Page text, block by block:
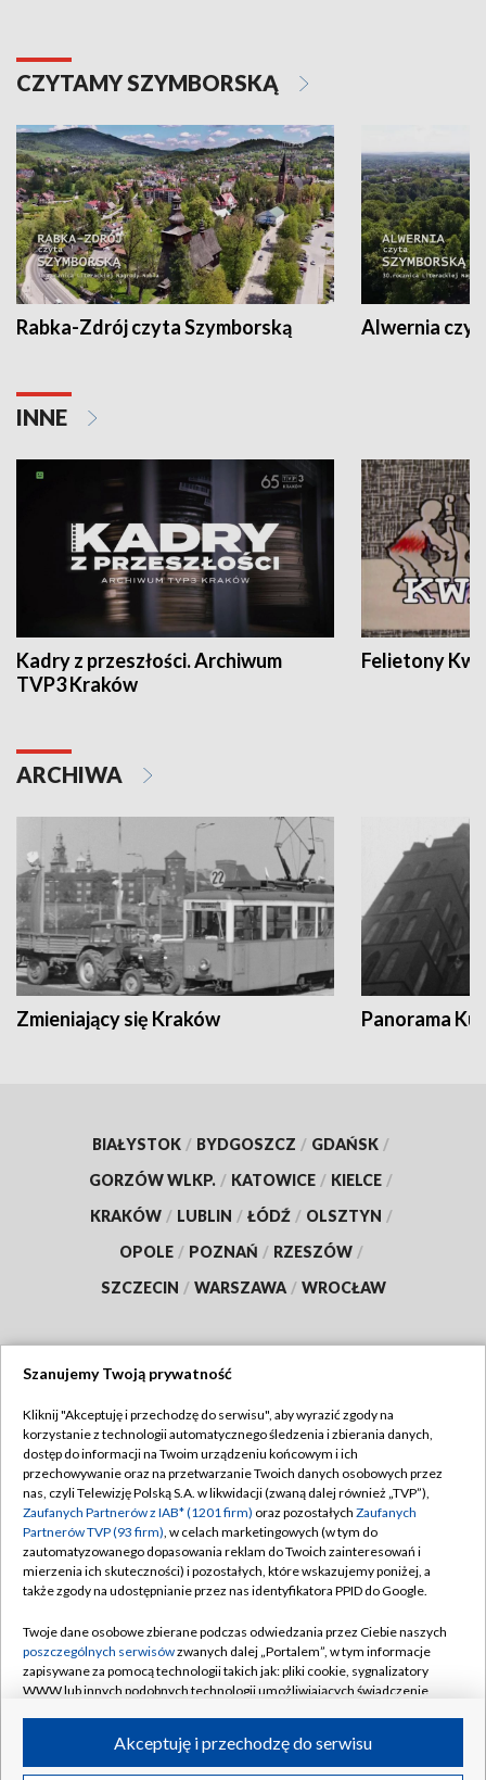
CZYTAMY SZYMBORSKĄ
Rabka-Zdrój czyta Szymborską Alwernia
INNE
Kadry z przeszłości. Archiwum
TVP3 Kraków
Felietony
ARCHIWA
Zmieniający się Kraków Panorama
BIAŁYSTOK / BYDGOSZCZ / GDAŃSK /
GORZÓW WLKP. / KATOWICE / KIELCE /
KRAKÓW / LUBLIN / ŁÓDŹ / OLSZTYN /
OPOLE / POZNAŃ / RZESZÓW /
SZCZECIN / WARSZAWA / WROCŁAW
TVP
Abonament TVP
Emisja w TVP
Centrum informacji TVP
Naziemna Telewizja Cyfrowa
Rada Programowa
System NOS
Informacje o nadawcy
Program dla prasy
Regulamin TVP
Polityka prywatności
Moje zgody
Pomoc
Kontakt
Kanały
©2026 Telewizja Polska S.A. w likwidacji
Szanujemy Twoją prywatność
Kliknij "Akceptuję i przechodzę do serwisu", aby wyrazić zgody na
korzystanie z technologii automatycznego śledzenia i zbierania danych,
dostęp do informacji na Twoim urządzeniu końcowym i ich
przechowywanie oraz na przetwarzanie Twoich danych osobowych przez
nas, czyli Telewizję Polską S.A. w likwidacji (zwaną dalej również „TVP”),
Zaufanych Partnerów z IAB* (1201 firm) oraz pozostałych Zaufanych
Partnerów TVP (93 firm), w celach marketingowych (w tym do
zautomatyzowanego dopasowania reklam do Twoich zainteresowań i
mierzenia ich skuteczności) i pozostałych, które wskazujemy poniżej, a
także zgody na udostępnianie przez nas identyfikatora PPID do Google.
Twoje dane osobowe zbierane podczas odwiedzania przez Ciebie naszych
poszczególnych serwisówzwanych dalej „Portalem”, w tym informacje
zapisywane za pomocą technologii takich jak: pliki cookie, sygnalizatory
WWW lub innych podobnych technologii umożliwiających świadczenie
ruchu w Internecie.Akceptuję i przechodzę do serwisu